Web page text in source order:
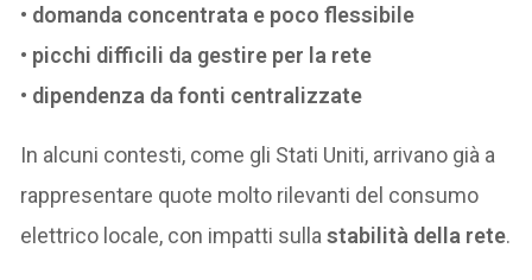
• domanda concentrata e poco flessibile
• picchi difficili da gestire per la rete
• dipendenza da fonti centralizzate
In alcuni contesti, come gli Stati Uniti, arrivano già a
rappresentare quote molto rilevanti del consumo
elettrico locale, con impatti sullastabilità della rete.